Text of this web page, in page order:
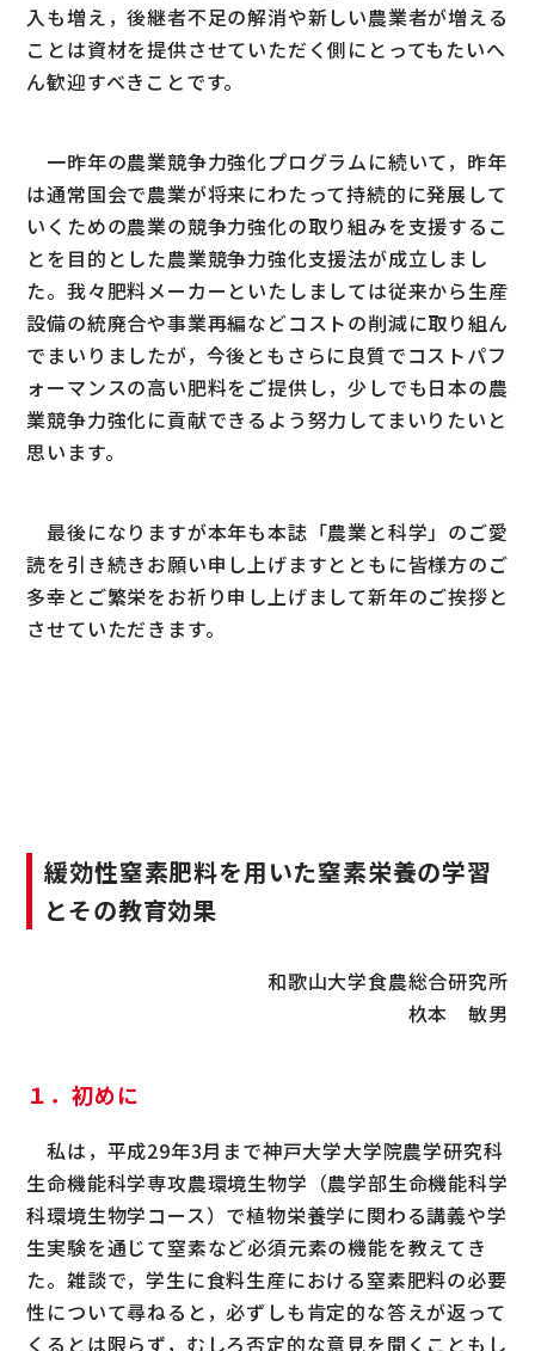
入も増え，後継者不足の解消や新しい農業者が増える
ことは資材を提供させていただく側にとってもたいへ
ん歓迎すべきことです。
一昨年の農業競争力強化プログラムに続いて，昨年
は通常国会で農業が将来にわたって持続的に発展して
いくための農業の競争力強化の取り組みを支援するこ
とを目的とした農業競争力強化支援法が成立しまし
た。我々肥料メーカーといたしましては従来から生産
設備の統廃合や事業再編などコストの削減に取り組ん
でまいりましたが，今後ともさらに良質でコストパフ
ォーマンスの高い肥料をご提供し，少しでも日本の農
業競争力強化に貢献できるよう努力してまいりたいと
思います。
最後になりますが本年も本誌「農業と科学」のご愛
読を引き続きお願い申し上げますとともに皆様方のご
多幸とご繁栄をお祈り申し上げまして新年のご挨拶と
させていただきます。
緩効性窒素肥料を用いた窒素栄養の学習
とその教育効果
和歌山大学食農総合研究所
杦本 敏男
１．初めに
私は，平成29年3月まで神戸大学大学院農学研究科
生命機能科学専攻農環境生物学（農学部生命機能科学
科環境生物学コース）で植物栄養学に関わる講義や学
生実験を通じて窒素など必須元素の機能を教えてき
た。雑談で，学生に食料生産における窒素肥料の必要
性について尋ねると，必ずしも肯定的な答えが返って
くるとは限らず，むしろ否定的な意見を聞くこともし